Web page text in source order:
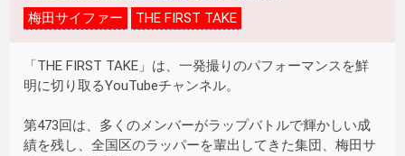
梅田サイファー
THE FIRST TAKE
「THE FIRST TAKE」は、一発撮りのパフォーマンスを鮮
明に切り取るYouTubeチャンネル。
第473回は、多くのメンバーがラップバトルで輝かしい成
績を残し、全国区のラッパーを輩出してきた集団、梅田サ